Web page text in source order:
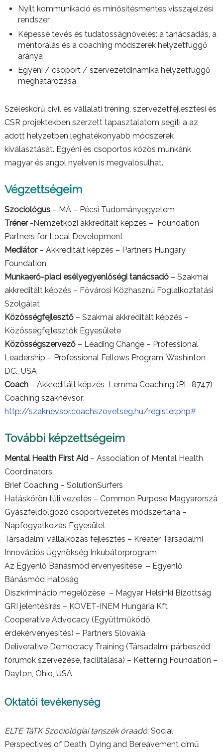
Nyílt kommunikáció és minősítésmentes visszajelzési
rendszer
Képessé tevés és tudatosságnövelés: a tanácsadás, a
mentorálás és a coaching módszerek helyzetfüggő
aránya
Egyéni / csoport / szervezetdinamika helyzetfüggő
meghatározása
Széleskörű civil és vállalati tréning, szervezetfejlesztési és
CSR projektekben szerzett tapasztalatom segíti a az
adott helyzetben leghatékonyabb módszerek
kiválasztását. Egyéni és csoportos közös munkánk
magyar és angol nyelven is megvalósulhat.
Végzettségeim
Szociológus– MA – Pécsi Tudományegyetem
Tréner-Nemzetközi akkreditált képzés – Foundation
Partners for Local Development
Mediátor– Akkreditált képzés – Partners Hungary
Foundation
Munkaerő-piaci esélyegyenlőségi tanácsadó– Szakmai
akkreditált képzés – Fővárosi Közhasznú Foglalkoztatási
Szolgálat
Közösségfejlesztő– Szakmai akkreditált képzés –
Közösségfejlesztők Egyesülete
Közösségszervező – Leading Change – Professional
Leadership – Professional Fellows Program, Washinton
DC., USA
Coach– Akkreditált képzés Lemma Coaching (PL-8747)
Coaching szaknévsor:
http://szaknevsor.coachszovetseg.hu/register.php#
További képzettségeim
Mental Health First Aid – Association of Mental Health
Coordinators
Brief Coaching – SolutionSurfers
Hatáskörön túli vezetés – Common Purpose Magyarorszá
Gyászfeldolgozó csoportvezetés módszertana –
Napfogyatkozás Egyesület
Társadalmi vállalkozás fejlesztés – Kreater Társadalmi
Innovációs Ügynökség Inkubátorprogram
Az Egyenlő Bánásmód érvényesítése – Egyenlő
Bánásmód Hatóság
Diszkrimináció megelőzése – Magyar Helsinki Bizottság
GRI jelentésírás – KÖVET-INEM Hungária Kft
Cooperatíve Advocacy (Együttműködő
érdekérvényesítés) – Partners Slovakia
Deliverative Democracy Training (Társadalmi párbeszéd
fórumok szervezése, facilitálása) – Kettering Foundation –
Dayton, Ohio, USA
Oktatói tevékenység
ELTE TáTK Szociológiai tanszék óraadó: Social
Perspectives of Death, Dying and Bereavement című